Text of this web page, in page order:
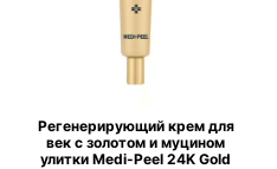
Регенерирующий крем для
век с золотом и муцином
улитки Medi-Peel 24K Gold